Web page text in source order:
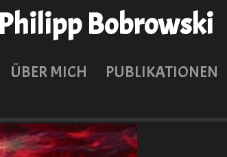
Bobrowski
ÜBER MICH
PUBLIKATIONEN